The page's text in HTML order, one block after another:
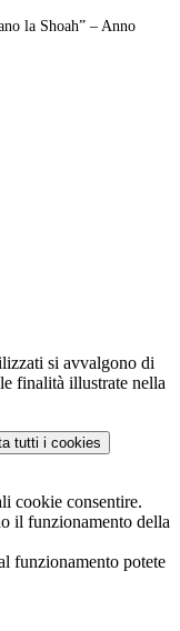
la Shoah” – Anno
si avvalgono di
finalità illustrate nella
tutti i cookies
cookie consentire.
il funzionamento della
funzionamento potete